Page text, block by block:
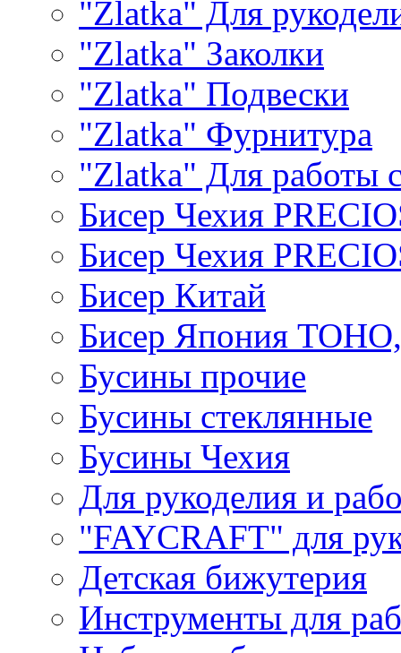
"Zlatka" Для
"Zlatka" Заколки
"Zlatka" Подвески
"Zlatka" Фурнитура
"Zlatka" Для работы
Бисер Чехия
Бисер Чехия
Бисер Китай
Бисер Япония
Бусины прочие
Бусины стеклянные
Бусины Чехия
Для рукоделия и
"FAYCRAFT" для
Детская бижутерия
Инструменты для